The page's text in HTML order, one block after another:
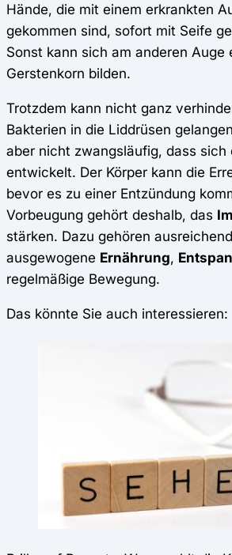
Hände, die mit einem erkrankten
gekommen sind, sofort mit Seife
Sonst kann sich am anderen Auge
Gerstenkorn bilden.
Trotzdem kann nicht ganz
Bakterien in die Liddrüsen
aber nicht zwangsläufig, dass sich
entwickelt. Der Körper kann die
bevor es zu einer Entzündung
Vorbeugung gehört deshalb, das
stärken. Dazu gehören
ausgewogene Ernährung,
regelmäßige Bewegung.
Das könnte Sie auch interessieren: